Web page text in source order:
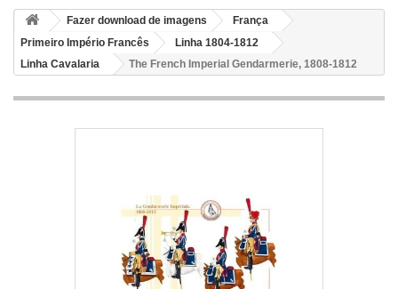
Fazer download de imagens
França
Primeiro Império Francês
Linha 1804-1812
Linha Cavalaria
The French Imperial Gendarmerie, 1808-1812